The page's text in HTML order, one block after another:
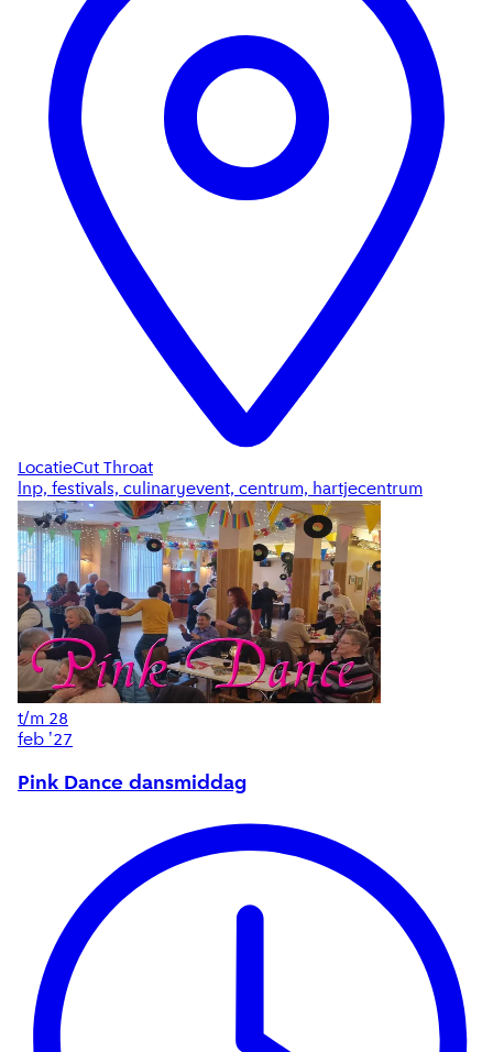
LocatieCut Throat
lnp, festivals, culinaryevent, centrum, hartjecentrum
t/m 28
feb '27
Pink Dance dansmiddag